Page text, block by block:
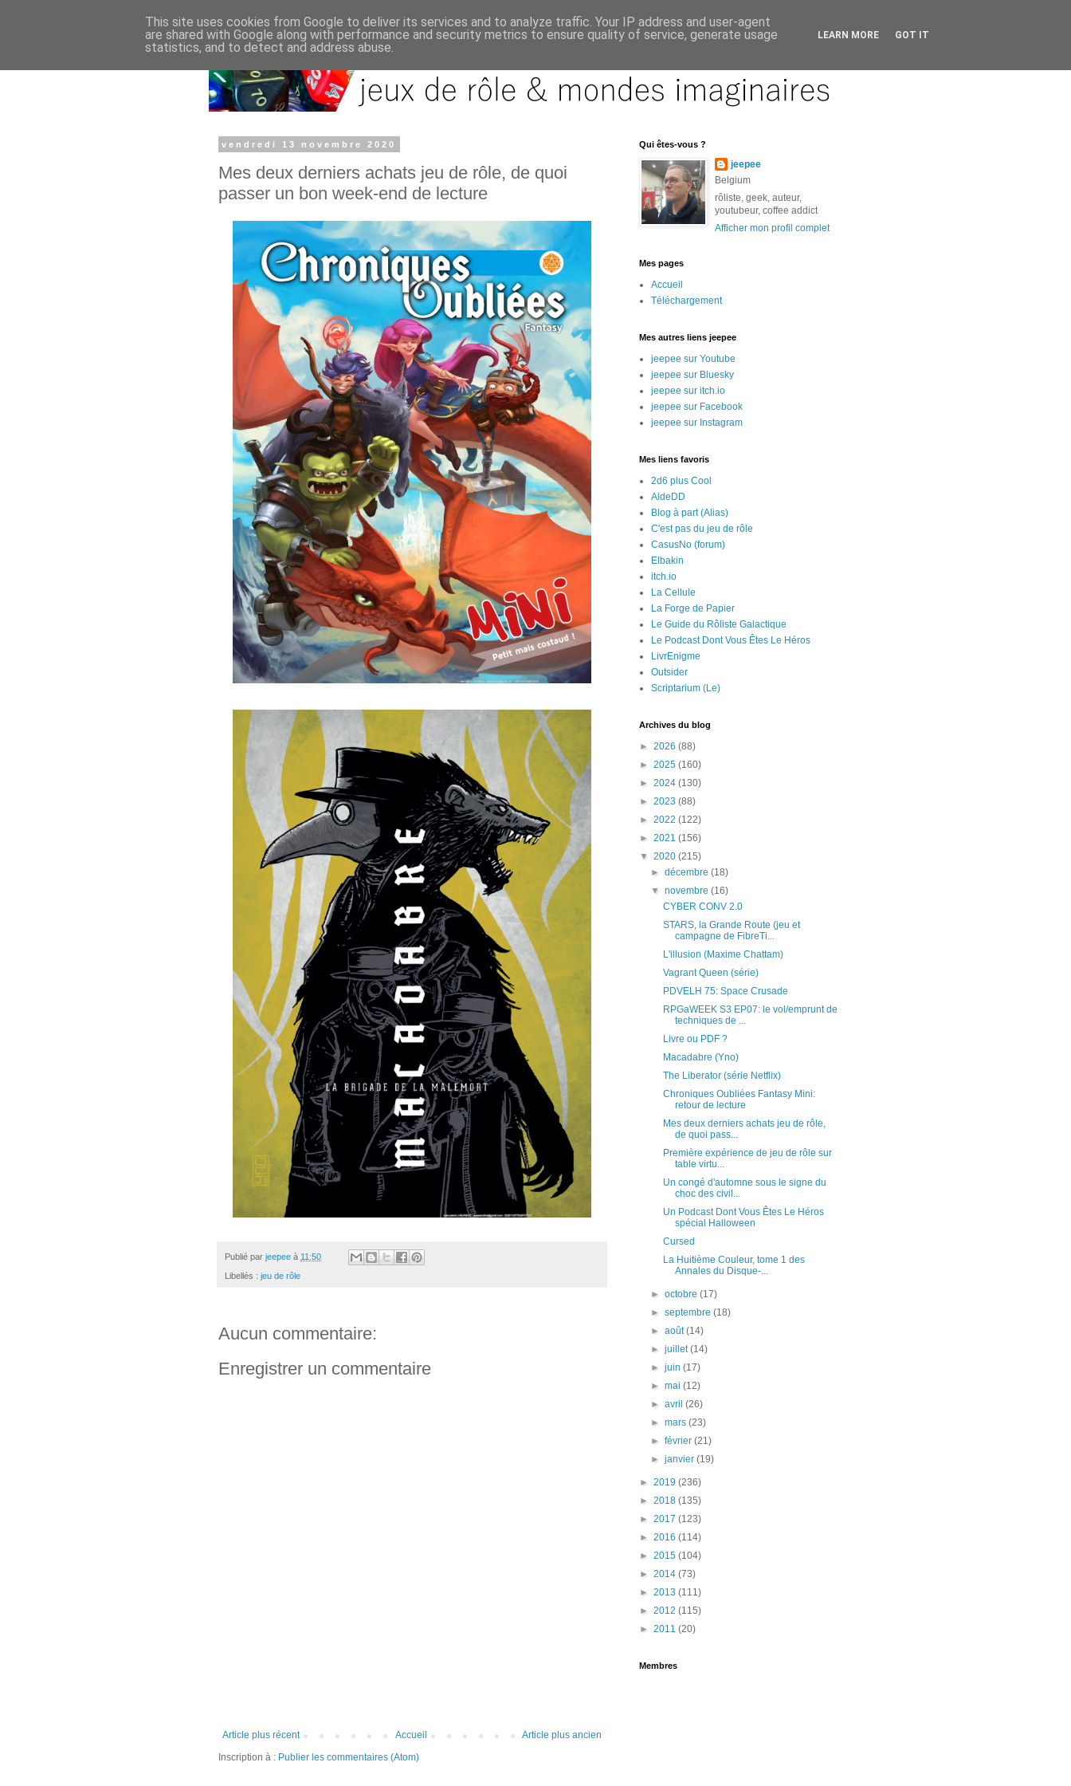
vendredi 13 novembre 2020
Mes deux derniers achats jeu de rôle, de quoi
passer un bon week-end de lecture
Publié par jeepee à 11:50
Libellés : jeu de rôle
Aucun commentaire:
Enregistrer un commentaire
Article plus récent Article plus ancien
Accueil
Inscription à : Publier les commentaires (Atom)
Qui êtes-vous ?
jeepee
Belgium
rôliste, geek, auteur,
youtubeur, coffee addict
Afficher mon profil complet
Mes pages
Accueil
Téléchargement
Mes autres liens jeepee
jeepee sur Youtube
jeepee sur Bluesky
jeepee sur itch.io
jeepee sur Facebook
jeepee sur Instagram
Mes liens favoris
2d6 plus Cool
AideDD
Blog à part (Alias)
C'est pas du jeu de rôle
CasusNo (forum)
Elbakin
itch.io
La Cellule
La Forge de Papier
Le Guide du Rôliste Galactique
Le Podcast Dont Vous Êtes Le Héros
LivrEnigme
Outsider
Scriptarium (Le)
Archives du blog
► 2026 (88)
► 2025 (160)
► 2024 (130)
► 2023 (88)
► 2022 (122)
► 2021 (156)
▼ 2020 (215)
►décembre(18)
▼novembre(16)
CYBER CONV 2.0
STARS, la Grande Route (jeu et
campagne de FibreTi...
L'illusion (Maxime Chattam)
Vagrant Queen (série)
PDVELH 75: Space Crusade
RPGaWEEK S3 EP07: le vol/emprunt de
techniques de ...
Livre ou PDF ?
Macadabre (Yno)
The Liberator (série Netflix)
Chroniques Oubliées Fantasy Mini:
retour de lecture
Mes deux derniers achats jeu de rôle,
de quoi pass...
Première expérience de jeu de rôle sur
table virtu...
Un congé d'automne sous le signe du
choc des civil...
Un Podcast Dont Vous Êtes Le Héros
spécial Halloween
Cursed
La Huitième Couleur, tome 1 des
Annales du Disque-...
►octobre(17)
►septembre(18)
►août(14)
►juillet(14)
►juin(17)
►mai(12)
►avril(26)
►mars(23)
►février(21)
►janvier(19)
► 2019 (236)
► 2018 (135)
► 2017 (123)
► 2016 (114)
► 2015 (104)
► 2014 (73)
► 2013 (111)
► 2012 (115)
► 2011 (20)
Membres
This site uses cookies from Google to deliver its services and to analyze traffic. Your IP address and user-agent
are shared with Google along with performance and security metrics to ensure quality of service, generate usage
statistics, and to detect and address abuse.
LEARN MORE GOT IT